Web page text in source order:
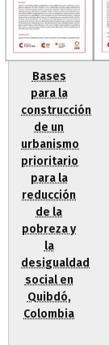
Bases
para la
construcción
de un
urbanismo
prioritario
para la
reducción
de la
pobreza y
la
desigualdad
social en
Quibdó,
Colombia